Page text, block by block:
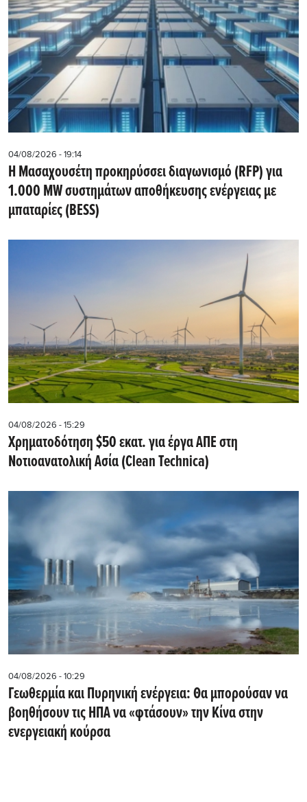
04/08/2026 - 19:14
Η Μασαχουσέτη προκηρύσσει διαγωνισμό (RFP) για
1.000 MW συστημάτων αποθήκευσης ενέργειας με
μπαταρίες (BESS)
04/08/2026 - 15:29
Χρηματοδότηση $50 εκατ. για έργα ΑΠΕ στη
Νοτιοανατολική Ασία (Clean Technica)
04/08/2026 - 10:29
Γεωθερμία και Πυρηνική ενέργεια: Θα μπορούσαν να
βοηθήσουν τις ΗΠΑ να «φτάσουν» την Κίνα στην
ενεργειακή κούρσα